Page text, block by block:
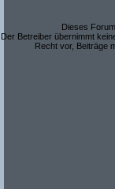
Dieses
Der Betreiber übernimmt
Recht vor, Beiträge